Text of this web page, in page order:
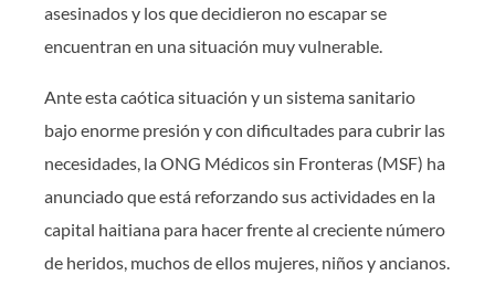
asesinados y los que decidieron no escapar se
encuentran en una situación muy vulnerable.
Ante esta caótica situación y un sistema sanitario
bajo enorme presión y con dificultades para cubrir las
necesidades, la ONG Médicos sin Fronteras (MSF) ha
anunciado que está reforzando sus actividades en la
capital haitiana para hacer frente al creciente número
de heridos, muchos de ellos mujeres, niños y ancianos.